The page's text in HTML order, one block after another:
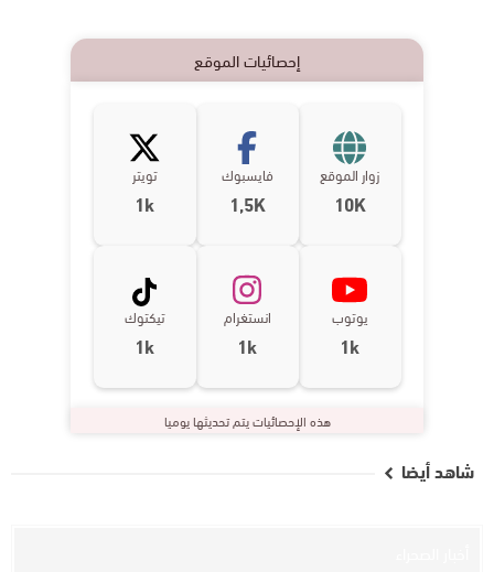
إحصائيات الموقع
زوار الموقع
10K
فايسبوك
1,5K
تويتر
1k
يوتوب
1k
انستغرام
1k
تيكتوك
1k
هذه الإحصائيات يتم تحديثها يوميا
شاهد أيضا